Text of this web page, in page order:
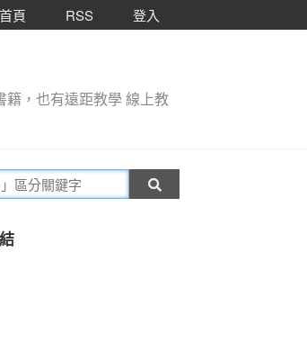
首頁 RSS 登入
籍，也有遠距教學 線上教